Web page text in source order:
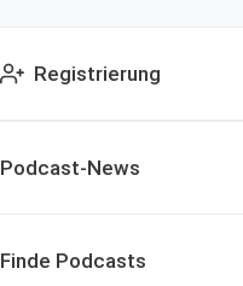
Registrierung
Podcast-News
Finde Podcasts